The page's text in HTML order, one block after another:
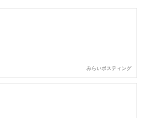
みらいポスティング